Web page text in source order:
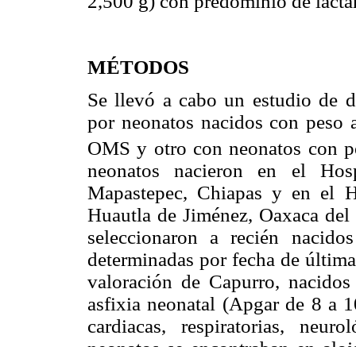
MÉTODOS
Se llevó a cabo un estudio de
por neonatos nacidos con
OMS y otro con neonatos con
neonatos nacieron en el
Mapastepec, Chiapas y en el
Huautla de Jiménez, Oaxaca
seleccionaron a recién
determinadas por fecha de
valoración de Capurro,
asfixia neonatal (Apgar de 8 a
cardiacas, respiratorias,